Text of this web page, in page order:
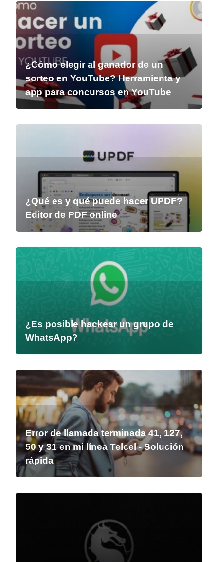
¿Cómo elegir al ganador de un
sorteo en YouTube? Herramienta y
app para concursos en YouTube
¿Qué es y qué puede hacer UPDF?
Editor de PDF online
¿Es posible hackear un grupo de
WhatsApp?
Error de llamada terminada 41, 127,
50 y 31 en mi línea Telcel - Solución
rápida